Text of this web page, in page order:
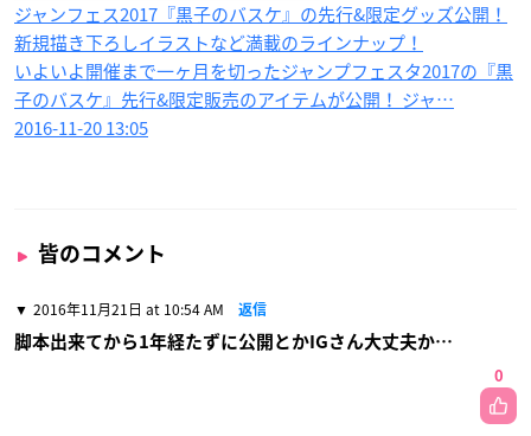
ジャンフェス2017『黒子のバスケ』の先行&限定グッズ公開！
新規描き下ろしイラストなど満載のラインナップ！
いよいよ開催まで一ヶ月を切ったジャンプフェスタ2017の『黒
子のバスケ』先行&限定販売のアイテムが公開！ ジャ…
2016-11-20 13:05
皆のコメント
2016年11月21日 at 10:54 AM 返信
脚本出来てから1年経たずに公開とかIGさん大丈夫か…
0